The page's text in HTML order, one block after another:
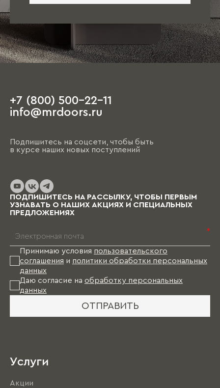
+7 (800) 500-22-11
info@mrdoors.ru
Подпишитесь на соцсети, чтобы быть
в курсе наших новых поступлений
ПОДПИШИТЕСЬ НА РАССЫЛКУ, ЧТОБЫ ПЕРВЫМ
УЗНАВАТЬ О НАШИХ АКЦИЯХ И СПЕЦИАЛЬНЫХ
ПРЕДЛОЖЕНИЯХ
*
Принимаю условия пользовательского
соглашения и политики обработки персональных
данных
Даю согласие на обработку персональных
данных
ОТПРАВИТЬ
Услуги
Акции